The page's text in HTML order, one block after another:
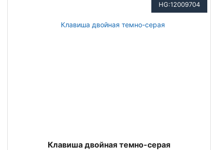
HG:12009704
Клавиша двойная темно-серая